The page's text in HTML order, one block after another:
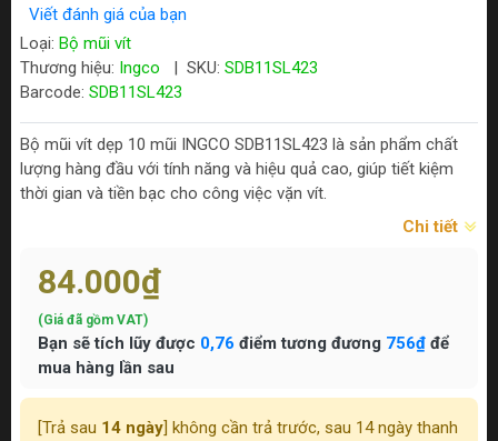
Viết đánh giá của bạn
Loại: Bộ mũi vít
Thương hiệu: Ingco SKU: SDB11SL423
Barcode: SDB11SL423
Bộ mũi vít dẹp 10 mũi INGCO SDB11SL423 là sản phẩm chất
lượng hàng đầu với tính năng và hiệu quả cao, giúp tiết kiệm
thời gian và tiền bạc cho công việc vặn vít.
Chi tiết
84.000₫
(Giá đã gồm VAT)
Bạn sẽ tích lũy được 0,76 điểm tương đương 756₫ để
mua hàng lần sau
[Trả sau 14 ngày ] không cần trả trước, sau 14 ngày thanh